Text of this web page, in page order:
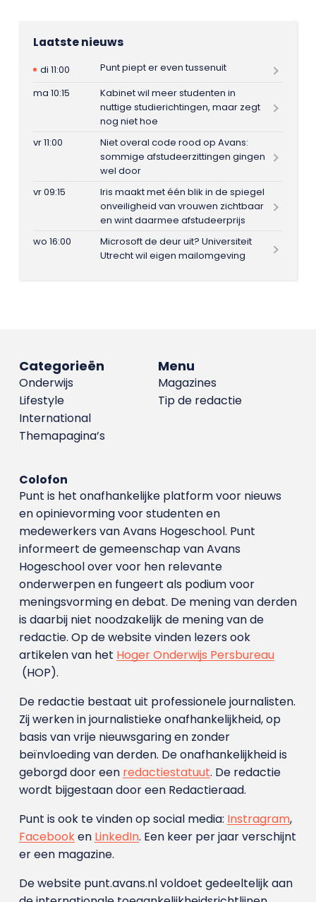
Laatste nieuws
di 11:00
Punt piept er even tussenuit
ma 10:15
Kabinet wil meer studenten in
nuttige studierichtingen, maar zegt
nog niet hoe
vr 11:00
Niet overal code rood op Avans:
sommige afstudeerzittingen gingen
wel door
vr 09:15
Iris maakt met één blik in de spiegel
onveiligheid van vrouwen zichtbaar
en wint daarmee afstudeerprijs
wo 16:00
Microsoft de deur uit? Universiteit
Utrecht wil eigen mailomgeving
Menu
Magazines
Tip de redactie
Categorieën
Onderwijs
Lifestyle
International
Themapagina’s
Colofon
Punt is het onafhankelijke platform voor nieuws
en opinievorming voor studenten en
medewerkers van Avans Hoge­school. Punt
informeert de gemeenschap van Avans
Hogeschool over voor hen relevante
onderwerpen en fungeert als podium voor
meningsvorming en debat. De mening van derden
is daarbij niet noodzakelijk de mening van de
redactie. Op de website vinden lezers ook
artikelen van het Hoger Onderwijs Persbureau
(HOP).
De redactie bestaat uit professionele journalisten.
Zij werken in journalistieke onafhankelijkheid, op
basis van vrije nieuwsgaring en zonder
beïnvloeding van derden. De onafhankelijkheid is
geborgd door een redactiestatuut. De redactie
wordt bijgestaan door een Redactieraad.
Punt is ook te vinden op social media: Instragram,
Facebooken LinkedIn. Een keer per jaar verschijnt
er een magazine.
De website punt.avans.nl voldoet gedeeltelijk aan